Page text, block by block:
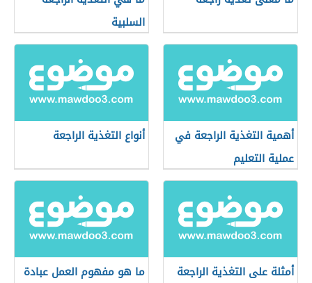
السلبية
أهمية التغذية الراجعة في
عملية التعليم
أنواع التغذية الراجعة
أمثلة على التغذية الراجعة
ما هو مفهوم العمل عبادة